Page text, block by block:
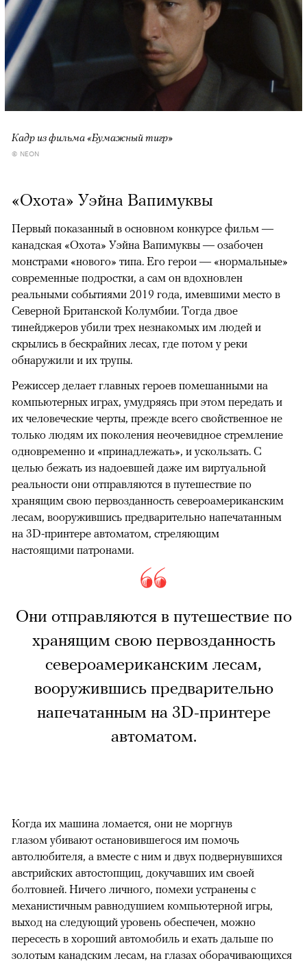
Кадр из фильма «Бумажный тигр»
© NEON
«Охота» Уэйна Вапимуквы
Первый показанный в основном конкурсе фильм —
канадская «Охота» Уэйна Вапимуквы — озабочен
монстрами «нового» типа. Его герои — «нормальные»
современные подростки, а сам он вдохновлен
реальными событиями 2019 года, имевшими место в
Северной Британской Колумбии. Тогда двое
тинейджеров убили трех незнакомых им людей и
скрылись в бескрайних лесах, где потом у реки
обнаружили и их трупы.
Режиссер делает главных героев помешанными на
компьютерных играх, умудряясь при этом передать и
их человеческие черты, прежде всего свойственное не
только людям их поколения неочевидное стремление
одновременно и «принадлежать», и ускользать. С
целью бежать из надоевшей даже им виртуальной
реальности они отправляются в путешествие по
хранящим свою первозданность североамериканским
лесам, вооружившись предварительно напечатанным
на 3D-принтере автоматом, стреляющим
настоящими патронами.
Они отправляются в путешествие по
хранящим свою первозданность
североамериканским лесам,
вооружившись предварительно
напечатанным на 3D-принтере
автоматом.
Когда их машина ломается, они не моргнув
глазом убивают остановившегося им помочь
автолюбителя, а вместе с ним и двух подвернувшихся
австрийских автостопщиц, докучавших им своей
болтовней. Ничего личного, помехи устранены с
механистичным равнодушием компьютерной игры,
выход на следующий уровень обеспечен, можно
пересесть в хороший автомобиль и ехать дальше по
золотым канадским лесам, на глазах оборачивающихся